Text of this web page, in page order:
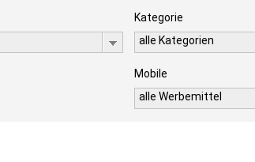
Kategorie
alle Kategorien
Mobile
alle Werbemittel